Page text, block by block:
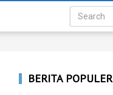
BERITA POPULER